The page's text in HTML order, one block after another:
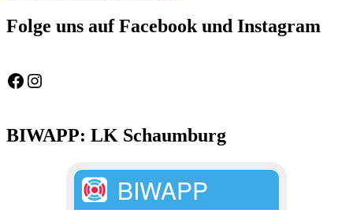
Folge uns auf Facebook und Instagram
Feuerwehr Gemeinde Wölpinghausen
fw_gemeinde_woelpinghausen
BIWAPP: LK Schaumburg
BIWAPP